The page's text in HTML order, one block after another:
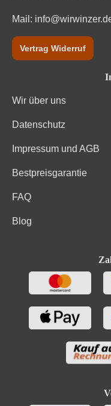
Mail:
Vertrag Widerruf
Wir über uns
Datenschutz
Impressum und AGB
Bestpreisgarantie
FAQ
Blog